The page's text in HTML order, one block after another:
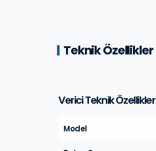
Teknik Özellikler
Verici Teknik Özellikler
Model